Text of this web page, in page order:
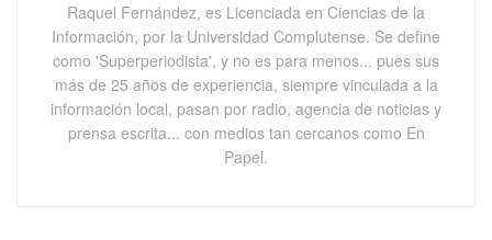
Raquel Fernández, es Licenciada en Ciencias de la
Información, por la Universidad Complutense. Se define
como 'Superperiodista', y no es para menos... pues sus
más de 25 años de experiencia, siempre vinculada a la
información local, pasan por radio, agencia de noticias y
prensa escrita... con medios tan cercanos como En
Papel.